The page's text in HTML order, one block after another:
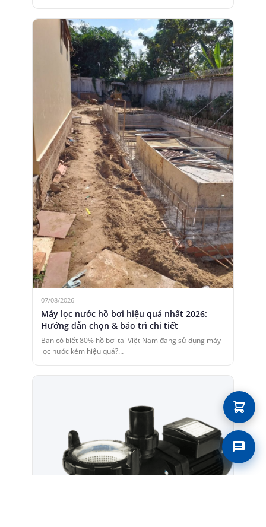
07/08/2026
Máy lọc nước hồ bơi hiệu quả nhất 2026:
Hướng dẫn chọn & bảo trì chi tiết
Bạn có biết 80% hồ bơi tại Việt Nam đang sử dụng máy
lọc nước kém hiệu quả?…
Liên